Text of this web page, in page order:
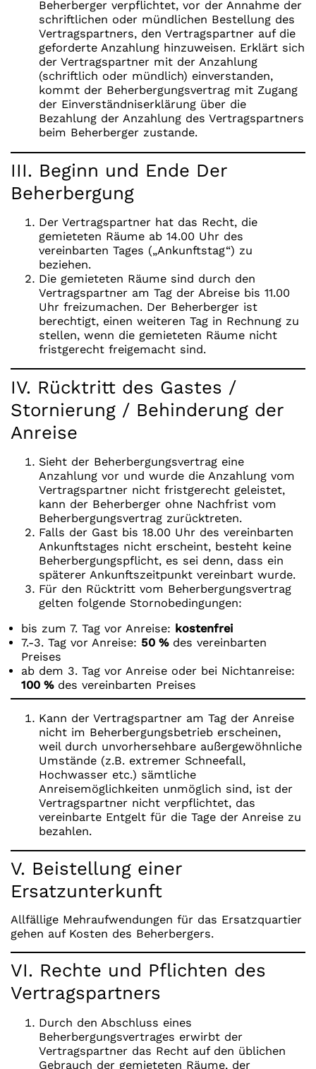
Beherberger verpflichtet, vor der Annahme der
schriftlichen oder mündlichen Bestellung des
Vertragspartners, den Vertragspartner auf die
geforderte Anzahlung hinzuweisen. Erklärt sich
der Vertragspartner mit der Anzahlung
(schriftlich oder mündlich) einverstanden,
kommt der Beherbergungsvertrag mit Zugang
der Einverständniserklärung über die
Bezahlung der Anzahlung des Vertragspartners
beim Beherberger zustande.
III. Beginn und Ende Der
Beherbergung
Der Vertragspartner hat das Recht, die
gemieteten Räume ab 14.00 Uhr des
vereinbarten Tages („Ankunftstag“) zu
beziehen.
Die gemieteten Räume sind durch den
Vertragspartner am Tag der Abreise bis 11.00
Uhr freizumachen. Der Beherberger ist
berechtigt, einen weiteren Tag in Rechnung zu
stellen, wenn die gemieteten Räume nicht
fristgerecht freigemacht sind.
IV. Rücktritt des Gastes /
Stornierung / Behinderung der
Anreise
Sieht der Beherbergungsvertrag eine
Anzahlung vor und wurde die Anzahlung vom
Vertragspartner nicht fristgerecht geleistet,
kann der Beherberger ohne Nachfrist vom
Beherbergungsvertrag zurücktreten.
Falls der Gast bis 18.00 Uhr des vereinbarten
Ankunftstages nicht erscheint, besteht keine
Beherbergungspflicht, es sei denn, dass ein
späterer Ankunftszeitpunkt vereinbart wurde.
Für den Rücktritt vom Beherbergungsvertrag
gelten folgende Stornobedingungen:
bis zum 7. Tag vor Anreise: kostenfrei
7.-3. Tag vor Anreise: 50 %des vereinbarten
Preises
ab dem 3. Tag vor Anreise oder bei Nichtanreise:
100 %des vereinbarten Preises
Kann der Vertragspartner am Tag der Anreise
nicht im Beherbergungsbetrieb erscheinen,
weil durch unvorhersehbare außergewöhnliche
Umstände (z.B. extremer Schneefall,
Hochwasser etc.) sämtliche
Anreisemöglichkeiten unmöglich sind, ist der
Vertragspartner nicht verpflichtet, das
vereinbarte Entgelt für die Tage der Anreise zu
bezahlen.
V. Beistellung einer
Ersatzunterkunft
Allfällige Mehraufwendungen für das Ersatzquartier
gehen auf Kosten des Beherbergers.
VI. Rechte und Pflichten des
Vertragspartners
Durch den Abschluss eines
Beherbergungsvertrages erwirbt der
Vertragspartner das Recht auf den üblichen
Gebrauch der gemieteten Räume, der